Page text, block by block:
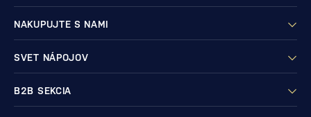
NAKUPUJTE S NAMI
SVET NÁPOJOV
B2B SEKCIA